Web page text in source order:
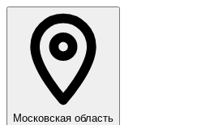
Московская область